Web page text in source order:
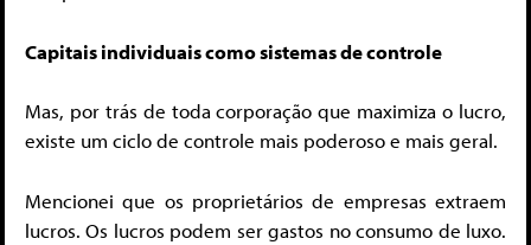
Capitais individuais como sistemas de controle
Mas, por trás de toda corporação que maximiza o lucro,
existe um ciclo de controle mais poderoso e mais geral.
Mencionei que os proprietários de empresas extraem
lucros. Os lucros podem ser gastos no consumo de luxo.